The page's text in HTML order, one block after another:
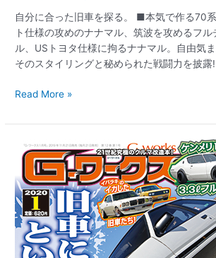
自分に合った旧車を探る。 ■本気で作る70
ト仕様の攻めのナナマル、筑波を攻めるフ
ル、USトヨタ仕様に拘るナナマル。自由気
そのスタイリングと秘められた戦闘力を披
Read More »
【新
案
内】
G
ワ
ー
ク